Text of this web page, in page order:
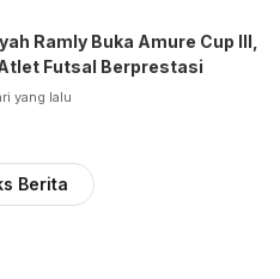
Ramly Buka Amure Cup III,
Futsal Berprestasi
yang lalu
Berita